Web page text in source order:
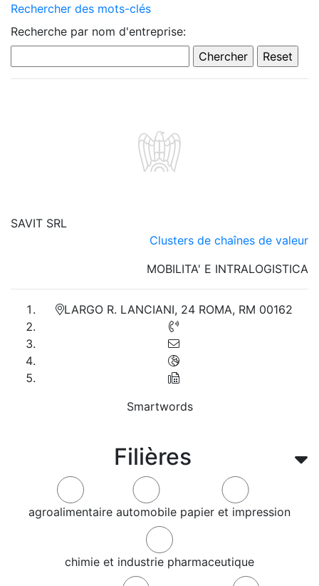
Rechercher des mots-clés
Recherche par nom d'entreprise:
Filières
agroalimentaire automobile papier et impression
chimie et industrie pharmaceutique
SAVIT SRL
Clusters de chaînes de valeur
MOBILITA' E INTRALOGISTICA
LARGO R. LANCIANI, 24 ROMA, RM 00162
Smartwords